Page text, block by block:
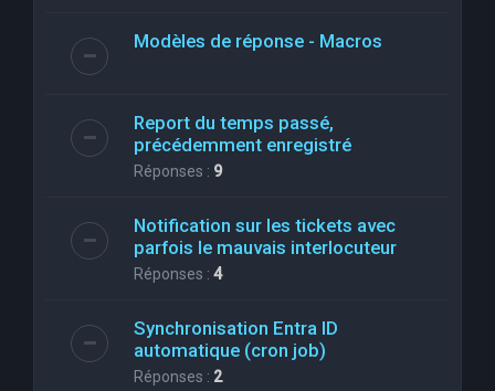
Modèles de réponse - Macros
Report du temps passé,
précédemment enregistré
Réponses : 9
Notification sur les tickets avec
parfois le mauvais interlocuteur
Réponses : 4
Synchronisation Entra ID
automatique (cron job)
Réponses : 2